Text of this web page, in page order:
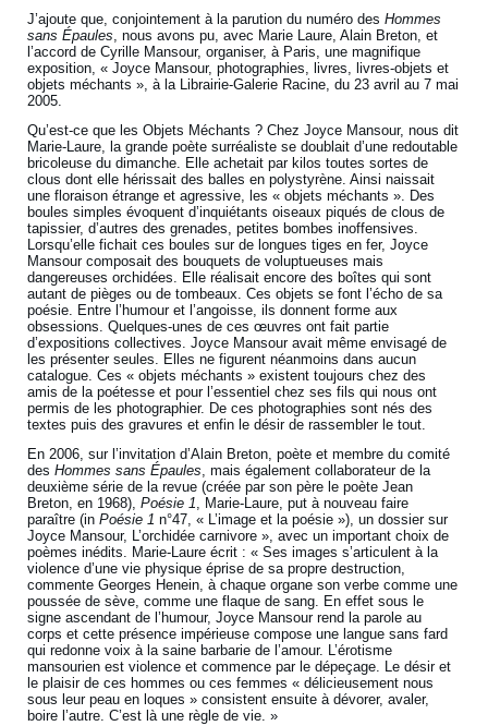
J’ajoute que, conjointement à la parution du numéro desHommes
sans Épaules, nous avons pu, avec Marie Laure, Alain Breton, et
l’accord de Cyrille Mansour, organiser, à Paris, une magnifique
exposition, « Joyce Mansour, photographies, livres, livres-objets et
objets méchants », à la Librairie-Galerie Racine, du 23 avril au 7 mai
2005.
Qu’est-ce que les Objets Méchants ? Chez Joyce Mansour, nous dit
Marie-Laure, la grande poète surréaliste se doublait d’une redoutable
bricoleuse du dimanche. Elle achetait par kilos toutes sortes de
clous dont elle hérissait des balles en polystyrène. Ainsi naissait
une floraison étrange et agressive, les « objets méchants ». Des
boules simples évoquent d’inquiétants oiseaux piqués de clous de
tapissier, d’autres des grenades, petites bombes inoffensives.
Lorsqu’elle fichait ces boules sur de longues tiges en fer, Joyce
Mansour composait des bouquets de voluptueuses mais
dangereuses orchidées. Elle réalisait encore des boîtes qui sont
autant de pièges ou de tombeaux. Ces objets se font l’écho de sa
poésie. Entre l’humour et l’angoisse, ils donnent forme aux
obsessions. Quelques-unes de ces œuvres ont fait partie
d’expositions collectives. Joyce Mansour avait même envisagé de
les présenter seules. Elles ne figurent néanmoins dans aucun
catalogue. Ces « objets méchants » existent toujours chez des
amis de la poétesse et pour l’essentiel chez ses fils qui nous ont
permis de les photographier. De ces photographies sont nés des
textes puis des gravures et enfin le désir de rassembler le tout.
En 2006, sur l’invitation d’Alain Breton, poète et membre du comité
desHommes sans Épaules, mais également collaborateur de la
deuxième série de la revue (créée par son père le poète Jean
Breton, en 1968),Poésie 1, Marie-Laure, put à nouveau faire
paraître (inPoésie 1 n°47, « L’image et la poésie »), un dossier sur
Joyce Mansour, L’orchidée carnivore », avec un important choix de
poèmes inédits. Marie-Laure écrit : « Ses images s’articulent à la
violence d’une vie physique éprise de sa propre destruction,
commente Georges Henein, à chaque organe son verbe comme une
poussée de sève, comme une flaque de sang. En effet sous le
signe ascendant de l’humour, Joyce Mansour rend la parole au
corps et cette présence impérieuse compose une langue sans fard
qui redonne voix à la saine barbarie de l’amour. L’érotisme
mansourien est violence et commence par le dépeçage. Le désir et
le plaisir de ces hommes ou ces femmes « délicieusement nous
sous leur peau en loques » consistent ensuite à dévorer, avaler,
boire l’autre. C’est là une règle de vie. »